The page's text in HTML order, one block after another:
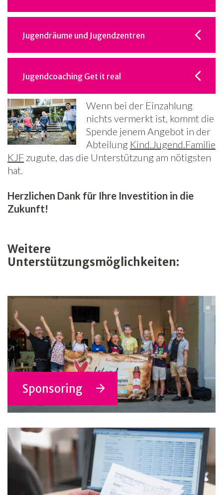
Jugendräume und Jugendzentren
Jugendcoaching Get it real
Wenn bei der Einzahlung
nichts vermerkt ist, kommt die
Spende jenem Angebot in der
Abteilung Kind.Jugend.Familie
KJF zugute, das die Unterstützung am nötigsten
hat.
Herzlichen Dank für Ihre Investition in die
Zukunft!
Weitere
Unterstützungsmöglichkeiten:
Sponsoring